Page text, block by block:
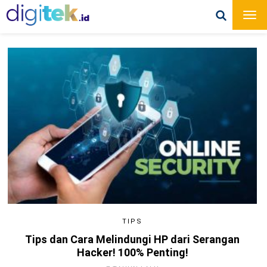
TIPS
Tips dan Cara Melindungi HP dari Serangan
Hacker! 100% Penting!